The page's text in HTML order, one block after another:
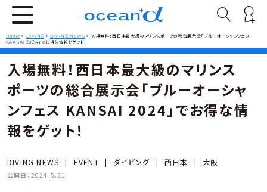
Home > DIVING >DIVING NEWS > 入場無料！西日本最大級のマリンスポーツの総合展示会「ブルーオーシャンフェス
KANSAI 2024」でお得な情報をゲット！
入場無料！西日本最大級のマリンス
ポーツの総合展示会「ブルーオーシャ
ンフェス KANSAI 2024」でお得な情
報をゲット！
DIVING NEWS | EVENT | ダイビング | 西日本 | 大阪
公開日： 2024.5.31